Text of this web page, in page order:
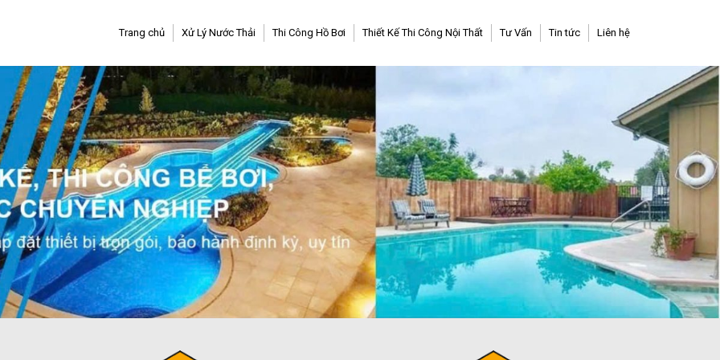
Trang chủ Xử Lý Nước Thải Thi Công Hồ Bơi Thiết Kế Thi Công Nội Thất Tư Vấn Tin tức Liên hệ